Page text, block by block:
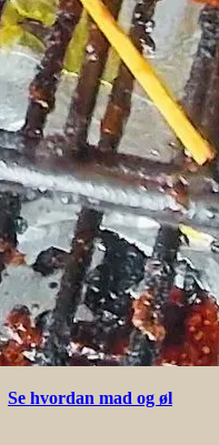
Se hvordan mad og øl